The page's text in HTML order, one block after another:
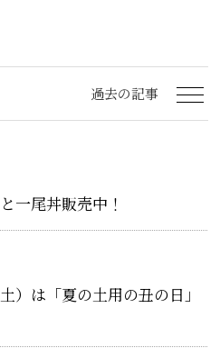
過去の記事
2023
尾丼販売中！
）は「夏の土用の丑の日」